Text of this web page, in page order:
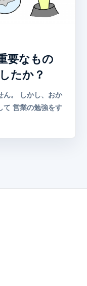
要なもの
たか？
ん。 しかし、おか
て 営業の勉強をす